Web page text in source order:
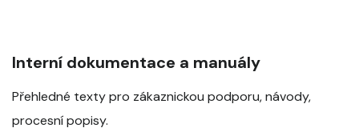
Interní dokumentace a manuály
Přehledné texty pro zákaznickou podporu, návody,
procesní popisy.